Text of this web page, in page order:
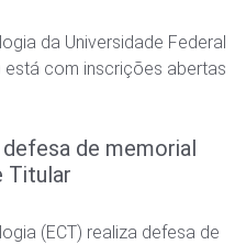
da Universidade Federal
está com inscrições abertas
de memorial
Titular
(ECT) realiza defesa de